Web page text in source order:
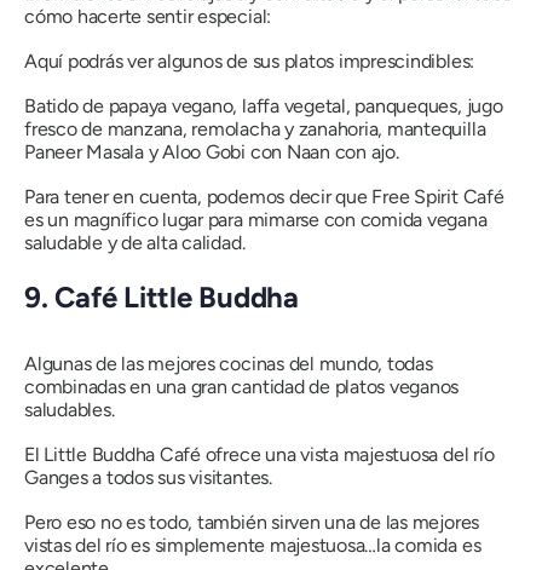
cómo hacerte sentir especial:
Aquí podrás ver algunos de sus platos imprescindibles:
Batido de papaya vegano, laffa vegetal, panqueques, jugo
fresco de manzana, remolacha y zanahoria, mantequilla
Paneer Masala y Aloo Gobi con Naan con ajo.
Para tener en cuenta, podemos decir que Free Spirit Café
es un magnífico lugar para mimarse con comida vegana
saludable y de alta calidad.
9. Café Little Buddha
Algunas de las mejores cocinas del mundo, todas
combinadas en una gran cantidad de platos veganos
saludables.
El Little Buddha Café ofrece una vista majestuosa del río
Ganges a todos sus visitantes.
Pero eso no es todo, también sirven una de las mejores
vistas del río es simplemente majestuosa…la comida es